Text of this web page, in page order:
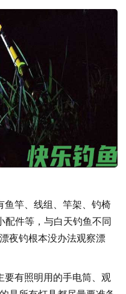
鱼竿、线组、竿架、钓椅
配件等，与白天钓鱼不同
夜钓根本没办法观察漂
要有照明用的手电筒、观